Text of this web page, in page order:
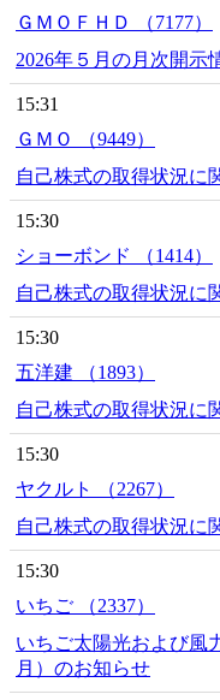
ＧＭＯＦＨＤ （7177）
2026年５月の月次開示
15:31
ＧＭＯ （9449）
自己株式の取得状況に
15:30
ショーボンド （1414）
自己株式の取得状況に
15:30
五洋建 （1893）
自己株式の取得状況に
15:30
ヤクルト （2267）
自己株式の取得状況に
15:30
いちご （2337）
いちご太陽光および風
月）のお知らせ